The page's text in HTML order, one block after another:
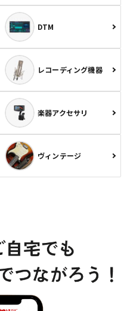
DTM
レコーディング機器
楽器アクセサリ
ヴィンテージ